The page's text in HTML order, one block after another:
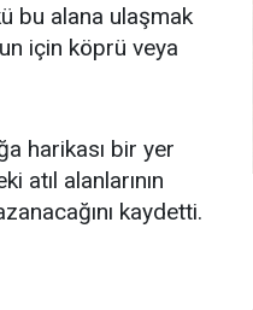
bu alana ulaşmak
için köprü veya
harikası bir yer
atıl alanlarının
kaydetti.